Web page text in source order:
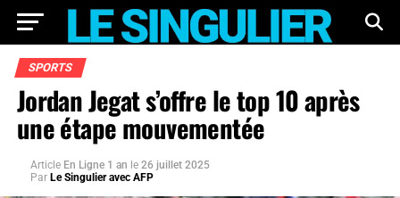
SPORTS
Jordan Jegat s’offre le top 10 après
une étape mouvementée
Article En Ligne 1 an le 26 juillet 2025
Par Le Singulier avec AFP